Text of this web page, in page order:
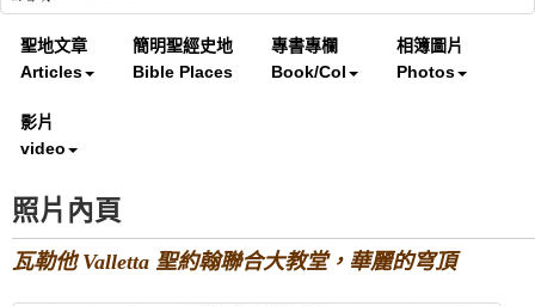
聖地文章
Articles
簡明聖經史地
Bible Places
專書專欄
Book/Col
相簿圖片
Photos
影片
video
照片內頁
瓦勒他 Valletta 聖約翰聯合大教堂，華麗的穹頂